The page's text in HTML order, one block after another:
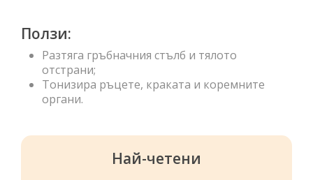
Ползи:
Разтяга гръбначния стълб и тялото
отстрани;
Тонизира ръцете, краката и коремните
органи.
Най-четени